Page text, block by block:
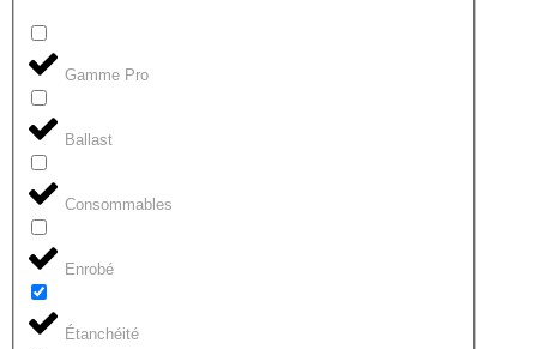
Gamme Pro
Ballast
Consommables
Enrobé
Étanchéité